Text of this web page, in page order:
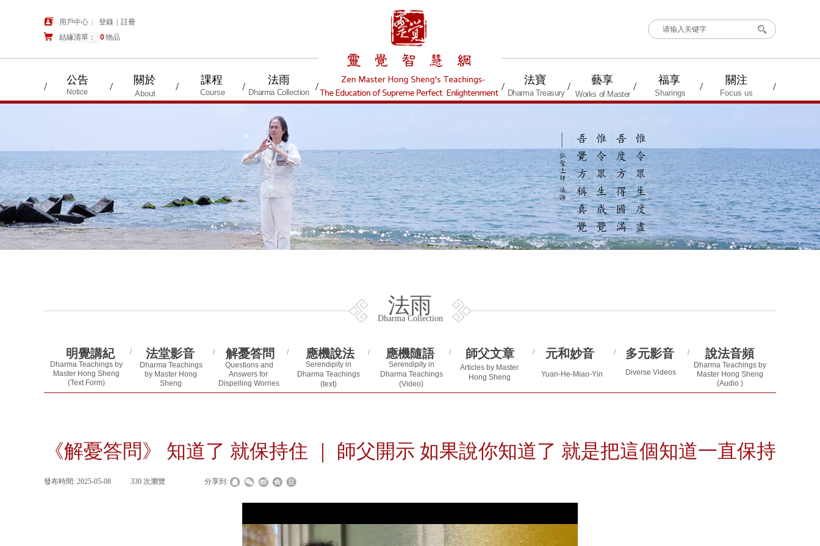
Dharma Teachings
by Master Hong
Sheng
(Video)
公告 關於 課程 法雨
/ /
/ /
/ / /
/
/
/
法寶 藝享 福享 關注
登錄 註冊
用戶中心：
購物車
0物品
結緣清單：
搜索
Dharma Teachings by
Master Hong Sheng
(Audio )
Yuan-He-Miao-Yin
Course Dharma Collection
Notice Sharings Focus us
Dharma Treasury
About Works of Master
法雨
Dharma Collection
明覺講紀 法堂影音 解憂答問 應機說法 應機隨語 師父文章 元和妙音 多元影音 說法音頻
/ /
/ /
/
/
/
/
Serendipity in
Dharma Teachings
(Video)
Serendipity in
Dharma Teachings
(text)
Dharma Teachings by
Master Hong Sheng
(Text Form)
Questions and
Answers for
Dispelling Worries
Articles by Master
Hong Sheng
Diverse Videos
《解憂答問》 知道了 就保持住 ｜ 師父開示 如果說你知道了 就是把這個知道一直保持
發布時間: 2025-05-08 330 次瀏覽 分享到: